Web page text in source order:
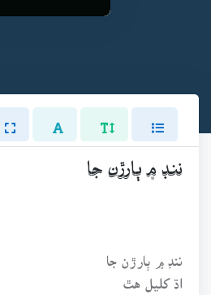
ننڊ ۾ ٻارڙن جا
ننڊ ۾ ٻارڙن جا
اڌ کليل هٿ